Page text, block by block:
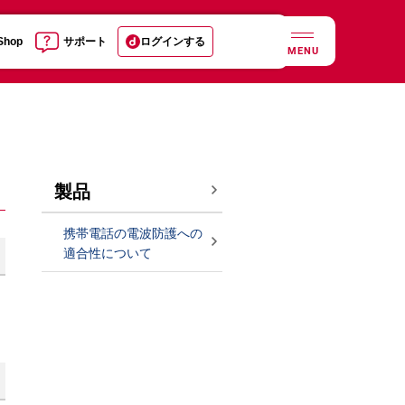
サポート ログインする
MENU
製品
携帯電話の電波防護への
適合性について